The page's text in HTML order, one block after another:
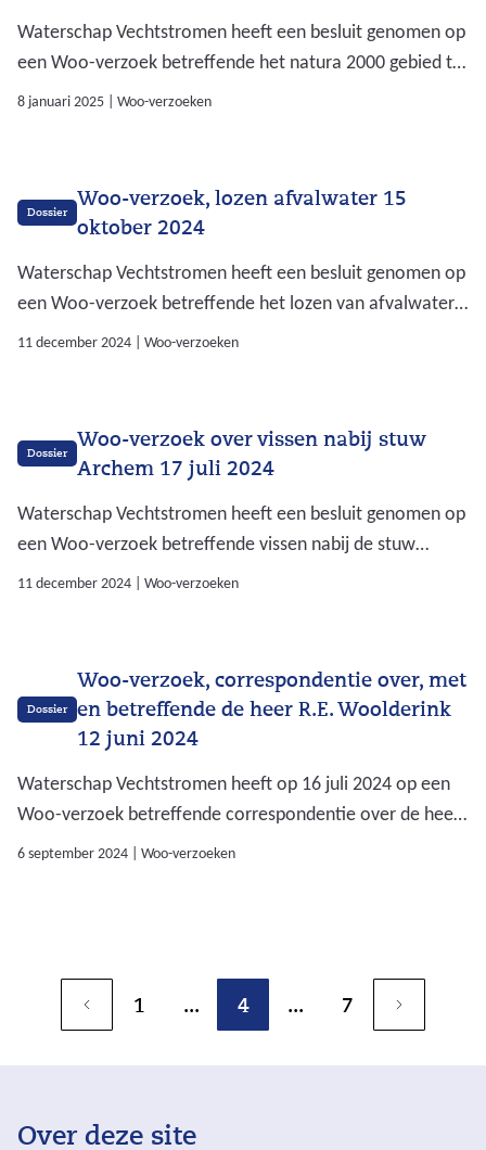
Waterschap Vechtstromen heeft een besluit genomen op
een Woo-verzoek betreffende het natura 2000 gebied te
Haaksbergen van 24 november 2024. Op deze pagina
8 januari 2025 Woo-verzoeken
Dossier
Woo-verzoek, lozen afvalwater 15
oktober 2024
Waterschap Vechtstromen heeft een besluit genomen op
een Woo-verzoek betreffende het lozen van afvalwater
van 15 oktober 2024. Op deze pagina kunt u het besluit
11 december 2024 Woo-verzoeken
Dossier
Woo-verzoek over vissen nabij stuw
Archem 17 juli 2024
Waterschap Vechtstromen heeft een besluit genomen op
een Woo-verzoek betreffende vissen nabij de stuw
Archem van 17 juli 2024. Op deze pagina kunt u het
11 december 2024 Woo-verzoeken
Dossier
Woo-verzoek, correspondentie over, met
en betreffende de heer R.E. Woolderink
12 juni 2024
Waterschap Vechtstromen heeft op 16 juli 2024 op een
Woo-verzoek betreffende correspondentie over de heer
Woolderink, ingediend op 12 juni 2024, besloten deze
6 september 2024 Woo-verzoeken
1 ... 4 ... 7
Over deze site